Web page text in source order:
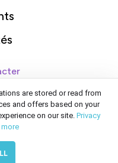
01
Paris France
are stored or read from
and offers based on your
on our site. Privacy